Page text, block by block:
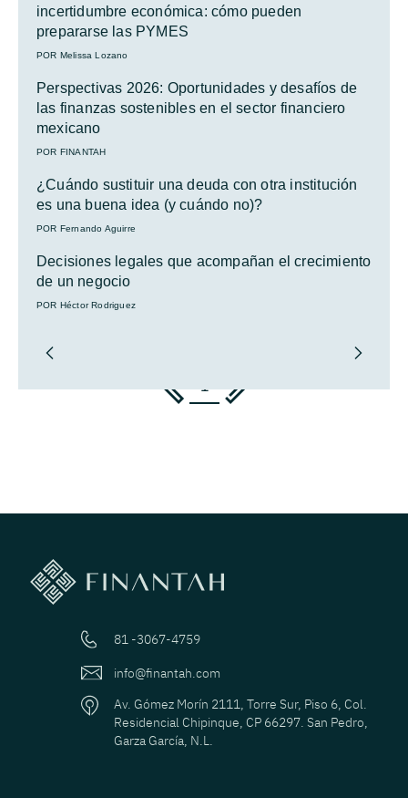
incertidumbre económica: cómo pueden
prepararse las PYMES
POR Melissa Lozano
Perspectivas 2026: Oportunidades y desafíos de
las finanzas sostenibles en el sector financiero
mexicano
POR FINANTAH
¿Cuándo sustituir una deuda con otra institución
es una buena idea (y cuándo no)?
POR Fernando Aguirre
Decisiones legales que acompañan el crecimiento
de un negocio
POR Héctor Rodriguez
1
81 -3067-4759
info@finantah.com
Av. Gómez Morín 2111, Torre Sur, Piso 6, Col.
Residencial Chipinque, CP 66297. San Pedro,
Garza García, N.L.